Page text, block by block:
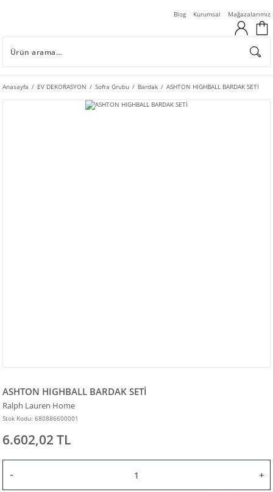
Blog Kurumsal Mağazalarımız
Anasayfa EV DEKORASYON Sofra Grubu Bardak ASHTON HIGHBALL BARDAK SETİ
ASHTON HIGHBALL BARDAK SETİ
Ralph Lauren Home
Stok Kodu: 680886600001
6.602,02 TL